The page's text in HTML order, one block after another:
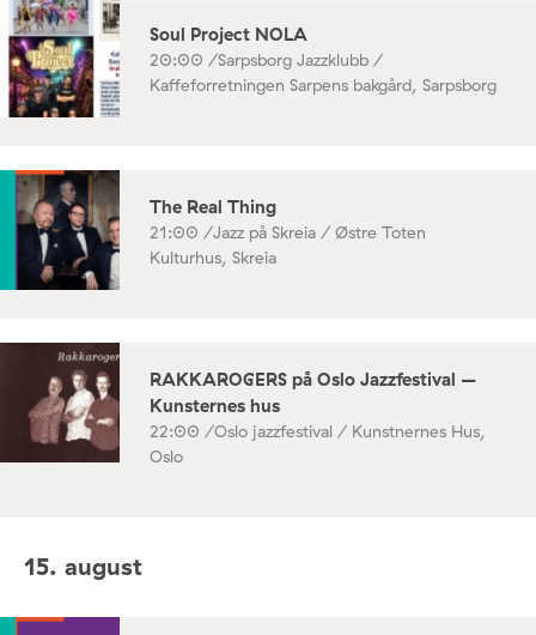
Soul Project NOLA
20:00 /Sarpsborg Jazzklubb /
Kaffeforretningen Sarpens bakgård, Sarpsborg
The Real Thing
21:00 /Jazz på Skreia / Østre Toten
Kulturhus, Skreia
RAKKAROGERS på Oslo Jazzfestival –
Kunsternes hus
22:00 /Oslo jazzfestival / Kunstnernes Hus,
Oslo
15. august